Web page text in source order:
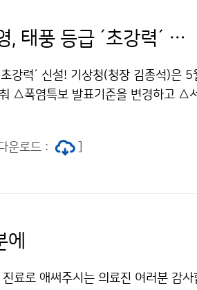
폭염특보 발표시 습도 반영, 태풍 등급 ´초강력´ 신설!
강력´ 신설! 기상청(청장 김종석)은
△폭염특보 발표기준을 변경하고 △
운로드 :
료로 애써주시는 의료진 여러분 감사